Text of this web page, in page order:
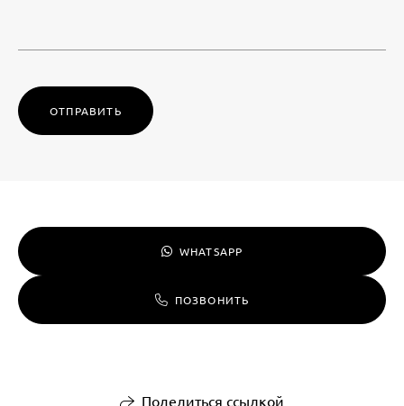
ОТПРАВИТЬ
WHATSAPP
ПОЗВОНИТЬ
Поделиться ссылкой